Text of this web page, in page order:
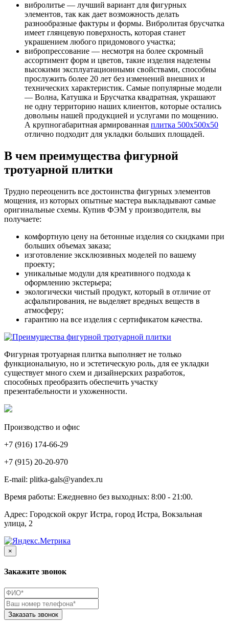
вибролитье — лучший вариант для фигурных
элементов, так как дает возможность делать
разнообразные фактуры и формы. Вибролитая брусчатка
имеет глянцевую поверхность, которая станет
украшением любого придомового участка;
вибропрессование — несмотря на более скромный
ассортимент форм и цветов, такие изделия наделены
высокими эксплуатационными свойствами, способны
прослужить более 20 лет без изменений внешних и
технических характеристик. Самые популярные модели
— Волна, Катушка и Брусчатка квадратная, украшают
не одну территорию наших клиентов, которые остались
довольны нашей продукцией и услугами по мощению.
А крупногабаритная армированная плитка 500х500х50
отлично подходит для укладки больших площадей.
В чем преимущества фигурной
тротуарной плитки
Трудно переоценить все достоинства фигурных элементов
мощения, из которых опытные мастера выкладывают самые
оригинальные схемы. Купив ФЭМ у производителя, вы
получаете:
комфортную цену на бетонные изделия со скидками при
больших объемах заказа;
изготовление эксклюзивных моделей по вашему
проекту;
уникальные модули для креативного подхода к
оформлению экстерьера;
экологически чистый продукт, который в отличие от
асфальтирования, не выделяет вредных веществ в
атмосферу;
гарантию на все изделия с сертификатом качества.
Фигурная тротуарная плитка выполняет не только
функциональную, но и эстетическую роль, для ее укладки
существует много схем и дизайнерских разработок,
способных преобразить обеспечить участку
презентабельности и ухоженности.
Производство и офис
+7 (916) 174-66-29
+7 (915) 20-20-970
E-mail: plitka-gals@yandex.ru
Время работы: Ежедневно без выходных: 8:00 - 21:00.
Адрес: Городской округ Истра, город Истра, Вокзальная
улица, 2
×
Закажите звонок
Заказать звонок